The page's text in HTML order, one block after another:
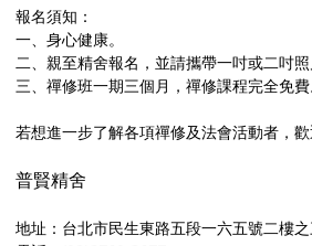
報名須知：
一、身心健康。
二、親至精舍報名，並請攜帶一吋或二吋
三、禪修班一期三個月，禪修課程完全免
若想進一步了解各項禪修及法會活動者，
普賢精舍
地址：台北市民生東路五段一六五號二樓